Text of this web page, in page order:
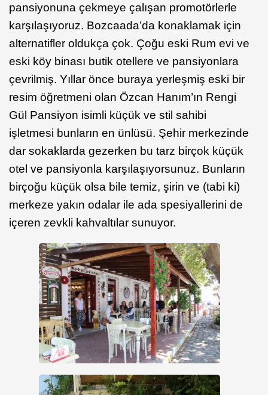
pansiyonuna çekmeye çalışan promotörlerle
karşılaşıyoruz. Bozcaada’da konaklamak için
alternatifler oldukça çok. Çoğu eski Rum evi ve
eski köy binası butik otellere ve pansiyonlara
çevrilmiş. Yıllar önce buraya yerleşmiş eski bir
resim öğretmeni olan Özcan Hanım’ın Rengi
Gül Pansiyon isimli küçük ve stil sahibi
işletmesi bunların en ünlüsü. Şehir merkezinde
dar sokaklarda gezerken bu tarz birçok küçük
otel ve pansiyonla karşılaşıyorsunuz. Bunların
birçoğu küçük olsa bile temiz, şirin ve (tabi ki)
merkeze yakın odalar ile ada spesiyallerini de
içeren zevkli kahvaltılar sunuyor.